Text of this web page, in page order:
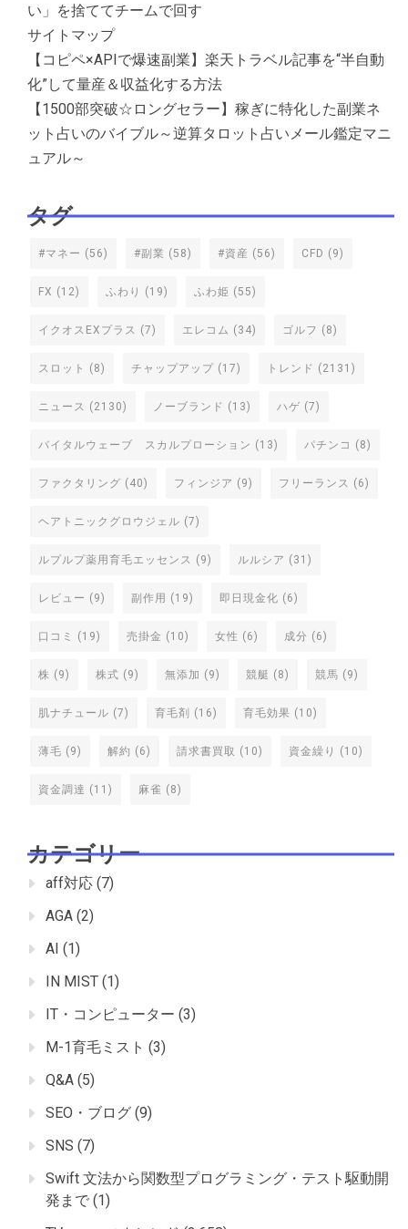
い」を捨ててチームで回す
サイトマップ
【コピペ×APIで爆速副業】楽天トラベル記事を“半自動
化”して量産＆収益化する方法
【1500部突破☆ロングセラー】稼ぎに特化した副業ネ
ット占いのバイブル～逆算タロット占いメール鑑定マニ
ュアル～
タグ
#マネー (56) #副業 (58) #資産 (56) CFD (9)
FX (12) ふわり (19) ふわ姫 (55)
イクオスEXプラス (7) エレコム (34) ゴルフ (8)
スロット (8) チャップアップ (17) トレンド (2131)
ニュース (2130) ノーブランド (13) ハゲ (7)
バイタルウェーブ スカルプローション (13) パチンコ (8)
ファクタリング (40) フィンジア (9) フリーランス (6)
ヘアトニックグロウジェル (7)
ルプルプ薬用育毛エッセンス (9) ルルシア (31)
レビュー (9) 副作用 (19) 即日現金化 (6)
口コミ (19) 売掛金 (10) 女性 (6) 成分 (6)
株 (9) 株式 (9) 無添加 (9) 競艇 (8) 競馬 (9)
肌ナチュール (7) 育毛剤 (16) 育毛効果 (10)
薄毛 (9) 解約 (6) 請求書買取 (10) 資金繰り (10)
資金調達 (11) 麻雀 (8)
カテゴリー
aff対応 (7)
AGA (2)
AI (1)
IN MIST (1)
IT・コンピューター (3)
M-1育毛ミスト (3)
Q&A (5)
SEO・ブログ (9)
SNS (7)
Swift 文法から関数型プログラミング・テスト駆動開
発まで (1)